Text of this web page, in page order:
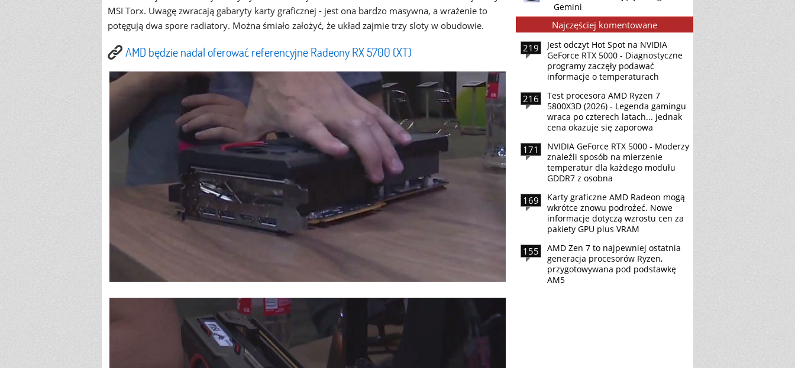
MSI Torx. Uwagę zwracają gabaryty karty graficznej - jest ona bardzo masywna, a wrażenie to
potęgują dwa spore radiatory. Można śmiało założyć, że układ zajmie trzy sloty w obudowie.
AMD będzie nadal oferować referencyjne Radeony RX 5700 (XT)
Gemini
Najczęściej komentowane
219
Jest odczyt Hot Spot na NVIDIA
GeForce RTX 5000 - Diagnostyczne
programy zaczęły podawać
informacje o temperaturach
216
Test procesora AMD Ryzen 7
5800X3D (2026) - Legenda gamingu
wraca po czterech latach... jednak
cena okazuje się zaporowa
171
NVIDIA GeForce RTX 5000 - Moderzy
znaleźli sposób na mierzenie
temperatur dla każdego modułu
GDDR7 z osobna
169
Karty graficzne AMD Radeon mogą
wkrótce znowu podrożeć. Nowe
informacje dotyczą wzrostu cen za
pakiety GPU plus VRAM
155
AMD Zen 7 to najpewniej ostatnia
generacja procesorów Ryzen,
przygotowywana pod podstawkę
AM5